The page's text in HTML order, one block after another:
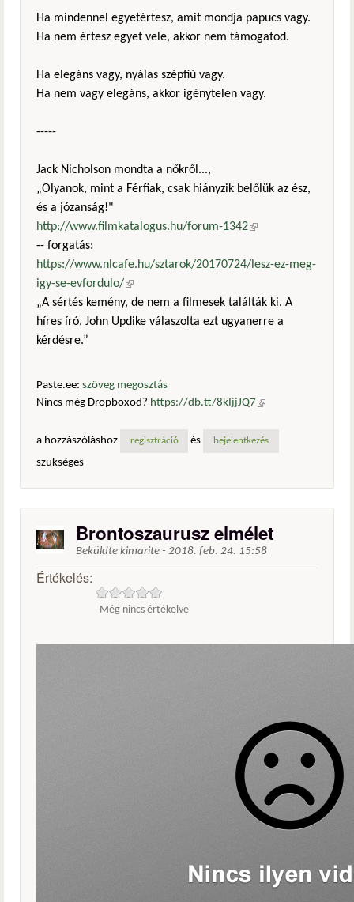
Ha mindennel egyetértesz, amit mondja papucs vagy.
Ha nem értesz egyet vele, akkor nem támogatod.
Ha elegáns vagy, nyálas szépfiú vagy.
Ha nem vagy elegáns, akkor igénytelen vagy.
-----
Jack Nicholson mondta a nőkről...,
„Olyanok, mint a Férfiak, csak hiányzik belőlük az ész,
és a józanság!"
http://www.filmkatalogus.hu/forum-1342(külső
-- forgatás:
https://www.nlcafe.hu/sztarok/20170724/lesz-ez-meg-
igy-se-evfordulo/(külső hivatkozás)
„A sértés kemény, de nem a filmesek találták ki. A
híres író, John Updike válaszolta ezt ugyanerre a
kérdésre.”
Paste.ee: szöveg megosztás
Nincs még Dropboxod? https://db.tt/8kIjjJQ7 (külső
a hozzászóláshoz
regisztráció és bejelentkezés
szükséges
Brontoszaurusz elmélet
Beküldte kimarite - 2018. feb. 24. 15:58
Értékelés:
Még nincs értékelve